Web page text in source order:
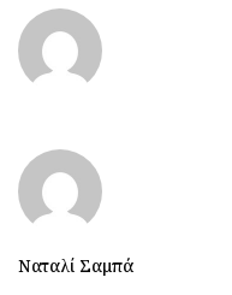
Ναταλί Σαμπά